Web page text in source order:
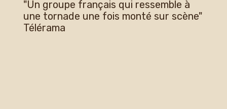
"Un groupe français qui ressemble à
une tornade une fois monté sur scène"
Télérama